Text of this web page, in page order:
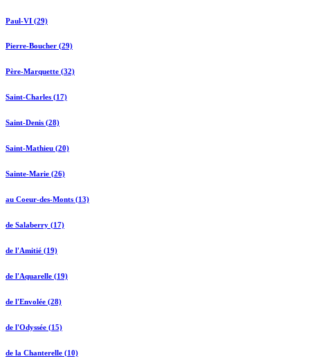
Paul-VI (29)
Pierre-Boucher (29)
Père-Marquette (32)
Saint-Charles (17)
Saint-Denis (28)
Saint-Mathieu (20)
Sainte-Marie (26)
au Coeur-des-Monts (13)
de Salaberry (17)
de l'Amitié (19)
de l'Aquarelle (19)
de l'Envolée (28)
de l'Odyssée (15)
de la Chanterelle (10)